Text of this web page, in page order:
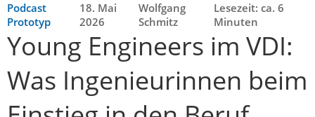
Podcast
Prototyp
18. Mai
2026
Wolfgang
Schmitz
Lesezeit: ca. 6
Minuten
Young Engineers im VDI:
Was Ingenieurinnen beim